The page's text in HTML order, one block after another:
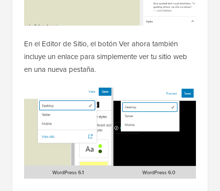
En el Editor de Sitio, el botón Ver ahora también
incluye un enlace para simplemente ver tu sitio web
en una nueva pestaña.